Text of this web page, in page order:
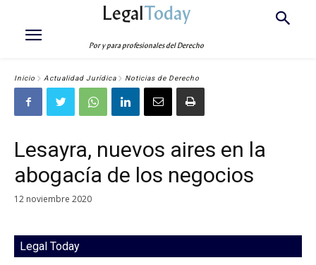
LegalToday
Por y para profesionales del Derecho
Inicio Actualidad Jurídica Noticias de Derecho
Lesayra, nuevos aires en la
abogacía de los negocios
12 noviembre 2020
Legal Today